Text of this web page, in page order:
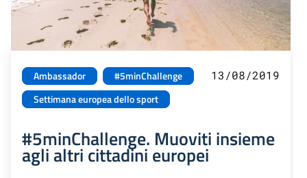
Ambassador
#5minChallenge
Settimana europea dello sport
13/08/2019
#5minChallenge. Muoviti insieme
agli altri cittadini europei